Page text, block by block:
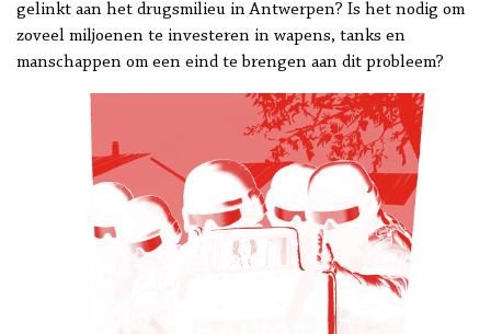
gelinkt aan het drugsmilieu in Antwerpen? Is het nodig om
zoveel miljoenen te investeren in wapens, tanks en
manschappen om een eind te brengen aan dit probleem?